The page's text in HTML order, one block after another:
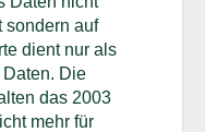
sondern auf
dient nur als
Daten. Die
das 2003
mehr für